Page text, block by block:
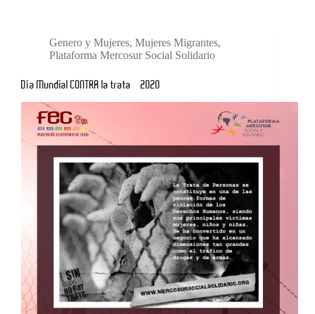
Genero y Mujeres, Mujeres Migrantes,
Plataforma Mercosur Social Solidario
Día Mundial CONTRA la trata – 2020